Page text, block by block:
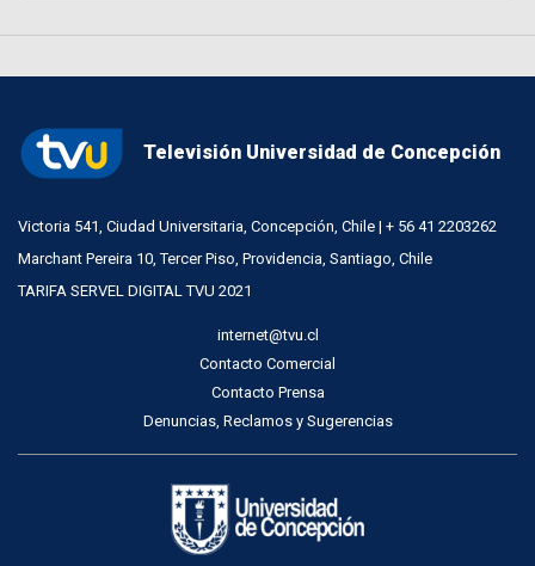
Televisión Universidad de Concepción
Victoria 541, Ciudad Universitaria, Concepción, Chile | + 56 41 2203262
Marchant Pereira 10, Tercer Piso, Providencia, Santiago, Chile
TARIFA SERVEL DIGITAL TVU 2021
internet@tvu.cl
Contacto Comercial
Contacto Prensa
Denuncias, Reclamos y Sugerencias